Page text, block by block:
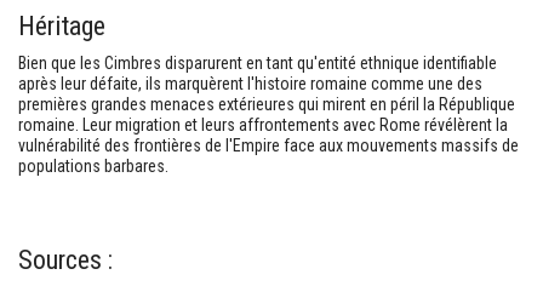
Héritage
Bien que les Cimbres disparurent en tant qu'entité ethnique identifiable
après leur défaite, ils marquèrent l'histoire romaine comme une des
premières grandes menaces extérieures qui mirent en péril la République
romaine. Leur migration et leurs affrontements avec Rome révélèrent la
vulnérabilité des frontières de l'Empire face aux mouvements massifs de
populations barbares.
Sources :